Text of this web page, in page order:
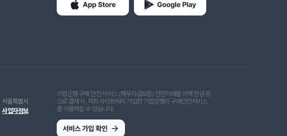
서울특별시
사업자정보
기업은행 구매 안전 서비스 (채무지급보증) 안전거래를 위해 현금 등
으로 결제 시, 저희 사이트에서 가입한 기업은행의 구매안전서비스
를 이용하실 수 있습니다.